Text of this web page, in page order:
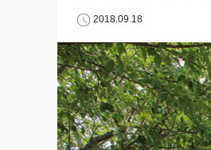
2018.09.18